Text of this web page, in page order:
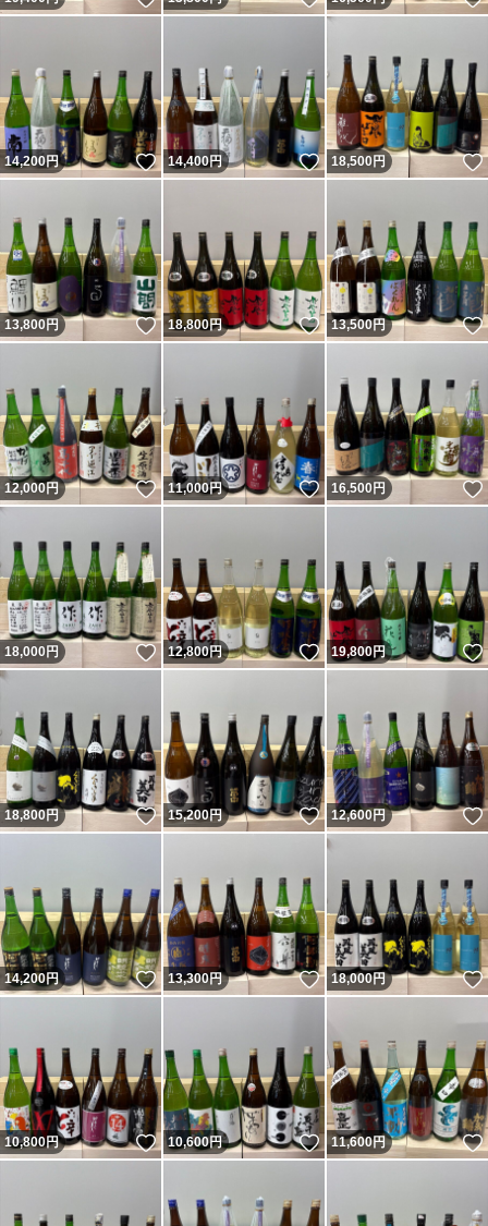
14,200円 いいね！
14,400円 いいね！
18,500円
13,800円 いいね！
18,800円 いいね！
13,500円
12,000円 いいね！
11,000円 いいね！
16,500円
18,000円 いいね！
12,800円 いいね！
19,800円
18,800円 いいね！
15,200円 いいね！
12,600円
14,200円 いいね！
13,300円 いいね！
18,000円
10,800円 いいね！
10,600円 いいね！
11,600円